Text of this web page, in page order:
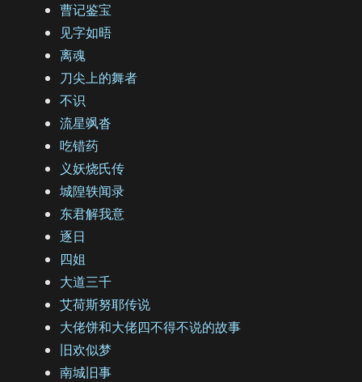
曹记鉴宝
见字如晤
离魂
刀尖上的舞者
不识
流星飒沓
吃错药
义妖烧氏传
城隍轶闻录
东君解我意
逐日
四姐
大道三千
艾荷斯努耶传说
大佬饼和大佬四不得不说的故事
旧欢似梦
南城旧事